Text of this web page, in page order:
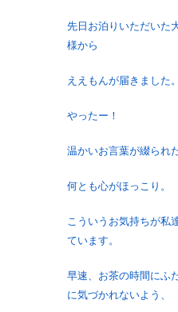
先日お泊りいただいた
様から
ええもんが届きました。
やったー！
温かいお言葉が綴られ
何とも心がほっこり。
こういうお気持ちが私
ています。
早速、お茶の時間にふ
に気づかれないよう、